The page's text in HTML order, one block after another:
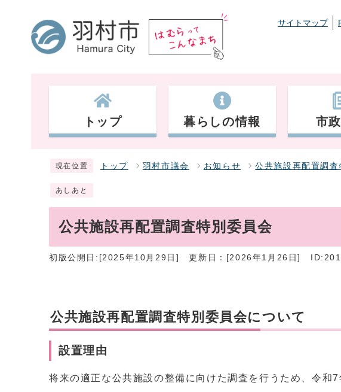
サイトマップ
トップ 暮らしの情報 市
現在位置 トップ 羽村市議会 お知らせ 公共施設再配置調査
あしあと
公共施設再配置調査特別委員会
初版公開日:[2025年10月29日] 更新日：[2026年1月26日]
公共施設再配置調査特別委員会について
設置理由
将来の適正な公共施設の整備に向けた調査を行うため、令